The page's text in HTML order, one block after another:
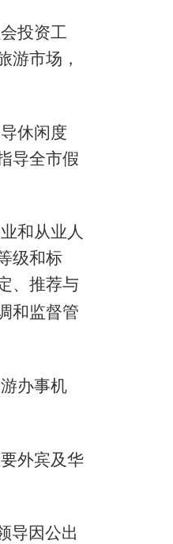
投资工
游市场，
休闲度
导全市假
和从业人
级和标
、推荐与
和监督管
办事机
外宾及华
导因公出